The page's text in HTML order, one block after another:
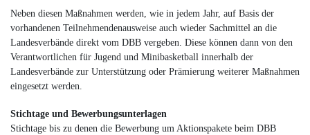
Neben diesen Maßnahmen werden, wie in jedem Jahr, auf Basis der
vorhandenen Teilnehmendenausweise auch wieder Sachmittel an die
Landesverbände direkt vom DBB vergeben. Diese können dann von den
Verantwortlichen für Jugend und Minibasketball innerhalb der
Landesverbände zur Unterstützung oder Prämierung weiterer Maßnahmen
eingesetzt werden.
Stichtage und Bewerbungsunterlagen
Stichtage bis zu denen die Bewerbung um Aktionspakete beim DBB